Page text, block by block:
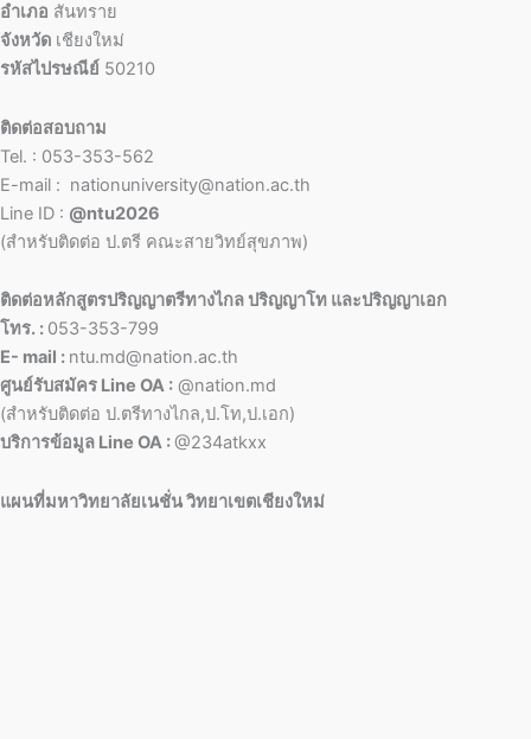
อำเภอ สันทราย
จังหวัด เชียงใหม่
รหัสไปรษณีย์ 50210
ติดต่อสอบถาม
Tel. : 053-353-562
E-mail : nationuniversity@nation.ac.th
Line ID : @ntu2026
(สำหรับติดต่อ ป.ตรี คณะสายวิทย์สุขภาพ)
ติดต่อหลักสูตรปริญญาตรีทางไกล ปริญญาโท และปริญญาเอก
โทร. : 053-353-799
E- mail : ntu.md@nation.ac.th
ศูนย์รับสมัคร Line OA : @nation.md
(สำหรับติดต่อ ป.ตรีทางไกล,ป.โท,ป.เอก)
บริการข้อมูล Line OA :@234atkxx
แผนที่มหาวิทยาลัยเนชั่น วิทยาเขตเชียงใหม่